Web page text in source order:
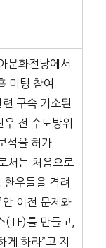
문화전당에서
미팅 참여
구속 기소된
전 수도방위
석을 허가
서는 처음으로
우들을 격려
이전 문제와
(TF)를 만들고,
게 하라”고 지